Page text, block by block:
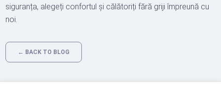
siguranța, alegeți confortul și călătoriți fără griji împreună cu
noi.
← BACK TO BLOG